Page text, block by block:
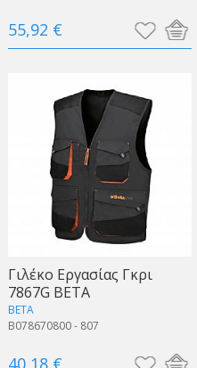
55,92 €
Γιλέκο Εργασίας Γκρι
7867G BETA
BETA
B078670800 - 807
40,18 €